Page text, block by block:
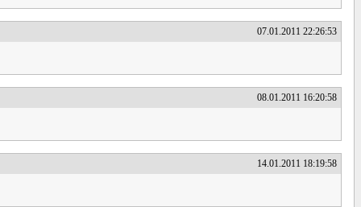
07.01.2011 22:26:53
08.01.2011 16:20:58
14.01.2011 18:19:58